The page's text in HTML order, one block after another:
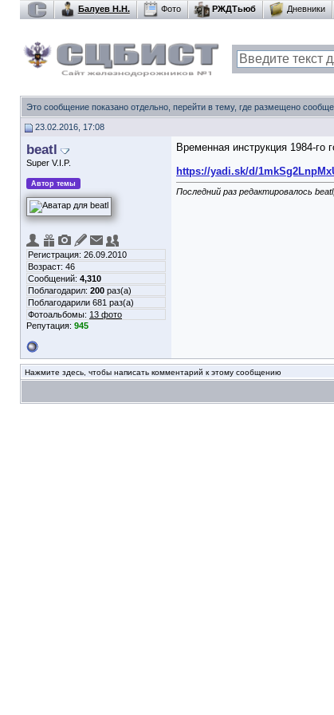
Балуев Н.Н. Фото РЖДТьюб Дневники
Это сообщение показано отдельно, перейти в тему, где размещено
23.02.2016, 17:08
beatl
Super V.I.P.
Автор темы
Регистрация: 26.09.2010
Возраст: 46
Сообщений: 4,310
Поблагодарил: 200 раз(а)
Поблагодарили 681 раз(а)
Фотоальбомы: 13 фото
Репутация: 945
Временная инструкция 1984-
https://yadi.sk/d/
Последний раз редактировалось
Нажмите здесь, чтобы написать комментарий к этому сообщению